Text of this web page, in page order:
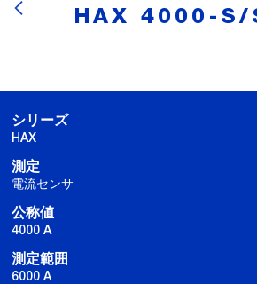
HAX 4000-S/
シリーズ
HAX
測定
電流センサ
公称値
4000 A
測定範囲
6000 A